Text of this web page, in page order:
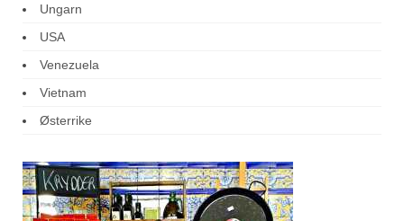
Ungarn
USA
Venezuela
Vietnam
Østerrike